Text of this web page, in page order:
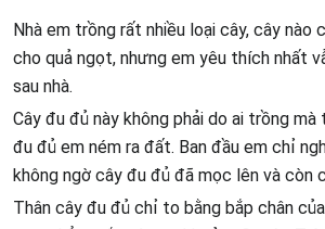
Nhà em trồng rất nhiều loại cây, cây nào
cho quả ngọt, nhưng em yêu thích nhất
sau nhà.
Cây đu đủ này không phải do ai trồng
đu đủ em ném ra đất. Ban đầu em chỉ
không ngờ cây đu đủ đã mọc lên và còn
Thân cây đu đủ chỉ to bằng bắp chân